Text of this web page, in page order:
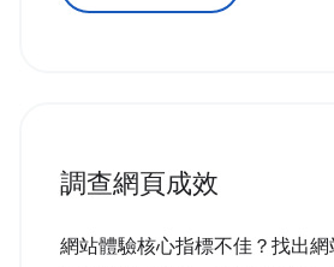
調查網頁成效
網站體驗核心指標不佳？找出